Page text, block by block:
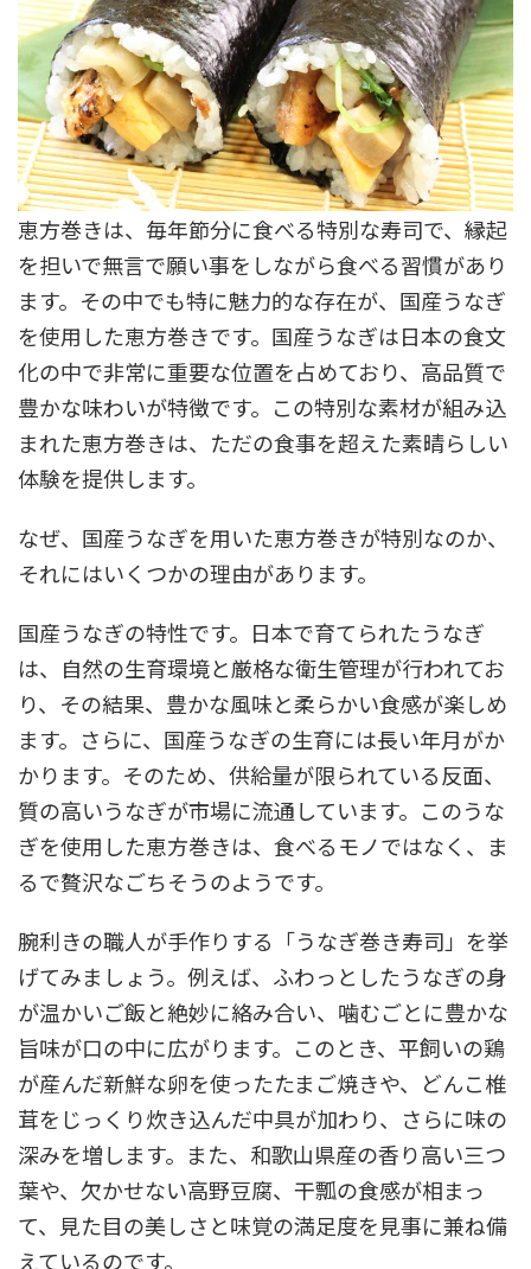
恵方巻きは、毎年節分に食べる特別な寿司で、縁起
を担いで無言で願い事をしながら食べる習慣があり
ます。その中でも特に魅力的な存在が、国産うなぎ
を使用した恵方巻きです。国産うなぎは日本の食文
化の中で非常に重要な位置を占めており、高品質で
豊かな味わいが特徴です。この特別な素材が組み込
まれた恵方巻きは、ただの食事を超えた素晴らしい
体験を提供します。
なぜ、国産うなぎを用いた恵方巻きが特別なのか、
それにはいくつかの理由があります。
国産うなぎの特性です。日本で育てられたうなぎ
は、自然の生育環境と厳格な衛生管理が行われてお
り、その結果、豊かな風味と柔らかい食感が楽しめ
ます。さらに、国産うなぎの生育には長い年月がか
かります。そのため、供給量が限られている反面、
質の高いうなぎが市場に流通しています。このうな
ぎを使用した恵方巻きは、食べるモノではなく、ま
るで贅沢なごちそうのようです。
腕利きの職人が手作りする「うなぎ巻き寿司」を挙
げてみましょう。例えば、ふわっとしたうなぎの身
が温かいご飯と絶妙に絡み合い、噛むごとに豊かな
旨味が口の中に広がります。このとき、平飼いの鶏
が産んだ新鮮な卵を使ったたまご焼きや、どんこ椎
茸をじっくり炊き込んだ中具が加わり、さらに味の
深みを増します。また、和歌山県産の香り高い三つ
葉や、欠かせない高野豆腐、干瓢の食感が相まっ
て、見た目の美しさと味覚の満足度を見事に兼ね備
えているのです。